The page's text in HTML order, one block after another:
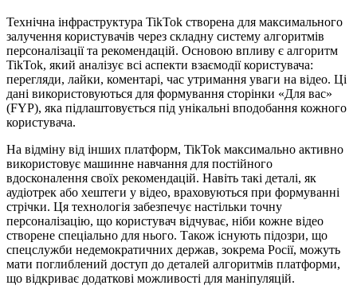
Технічна інфраструктура TikTok створена для максимального
залучення користувачів через складну систему алгоритмів
персоналізації та рекомендацій. Основою впливу є алгоритм
TikTok, який аналізує всі аспекти взаємодії користувача:
перегляди, лайки, коментарі, час утримання уваги на відео. Ці
дані використовуються для формування сторінки «Для вас»
(FYP), яка підлаштовується під унікальні вподобання кожного
користувача.
На відміну від інших платформ, TikTok максимально активно
використовує машинне навчання для постійного
вдосконалення своїх рекомендацій. Навіть такі деталі, як
аудіотрек або хештеги у відео, враховуються при формуванні
стрічки. Ця технологія забезпечує настільки точну
персоналізацію, що користувач відчуває, ніби кожне відео
створене спеціально для нього. Також існують підозри, що
спецслужби недемократичних держав, зокрема Росії, можуть
мати поглиблений доступ до деталей алгоритмів платформи,
що відкриває додаткові можливості для маніпуляцій.